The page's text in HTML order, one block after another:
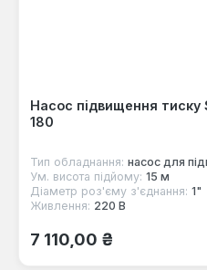
Насос підвищення тиску
180
Тип обладнання: насос для
Ум. висота підйому: 15 м
Діаметр роз'єму з'єднання: 1"
Живлення: 220 В
Звичайна ціна:
7 110,00 ₴